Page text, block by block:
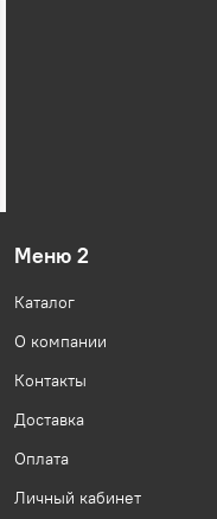
Меню 2
Каталог
О компании
Контакты
Доставка
Оплата
Личный кабинет